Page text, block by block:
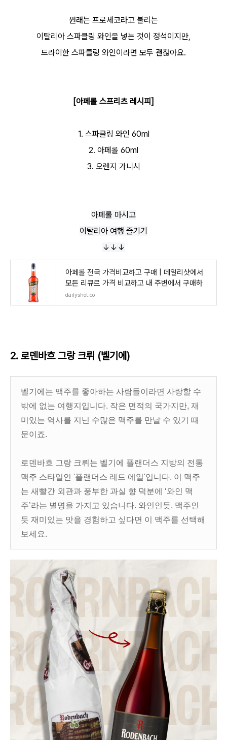
원래는 프로세코라고 불리는
이탈리아 스파클링 와인을 넣는 것이 정석이지만,
드라이한 스파클링 와인이라면 모두 괜찮아요.
[아페롤 스프리츠 레시피]
1. 스파클링 와인 60ml
2. 아페롤 60ml
3. 오렌지 가니시
아페롤 마시고
이탈리아 여행 즐기기
↓↓↓
아페롤 전국 가격비교하고 구매 | 데일리샷에서
모든 리큐르 가격 비교하고 내 주변에서 구매하
dailyshot.co
2. 로덴바흐 그랑 크뤼 (벨기에)
벨기에는 맥주를 좋아하는 사람들이라면 사랑할 수
밖에 없는 여행지입니다. 작은 면적의 국가지만, 재
미있는 역사를 지닌 수많은 맥주를 만날 수 있기 때
문이죠.
로덴바흐 그랑 크뤼는 벨기에 플랜더스 지방의 전통
맥주 스타일인 '플랜더스 레드 에일'입니다. 이 맥주
는 새빨간 외관과 풍부한 과실 향 덕분에 ‘와인 맥
주’라는 별명을 가지고 있습니다. 와인인듯, 맥주인
듯 재미있는 맛을 경험하고 싶다면 이 맥주를 선택해
보세요.